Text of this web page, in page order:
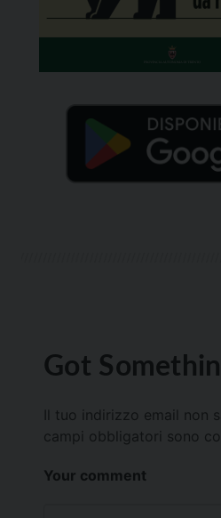
Got
Il tuo indirizzo email non
campi obbligatori sono
Your comment